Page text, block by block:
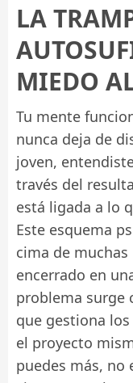
LA
MIEDO
Tu mente
nunca deja de
joven,
través del
está ligada a lo
Este esquema
cima de
encerrado en
problema surge
que gestiona
el proyecto
puedes más, no